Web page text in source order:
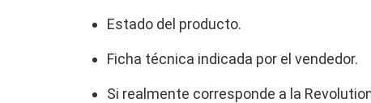
Estado del producto.
Ficha técnica indicada por el vendedor.
Si realmente corresponde a la